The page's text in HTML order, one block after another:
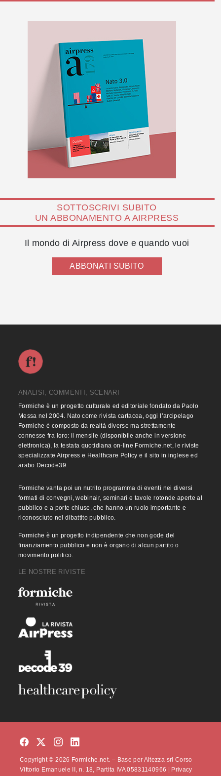
SOTTOSCRIVI SUBITO
UN ABBONAMENTO A AIRPRESS
Il mondo di Airpress dove e quando vuoi
ABBONATI SUBITO
ANALISI, COMMENTI, SCENARI
Formiche è un progetto culturale ed editoriale fondato da Paolo
Messa nel 2004. Nato come rivista cartacea, oggi l’arcipelago
Formiche è composto da realtà diverse ma strettamente
connesse fra loro: il mensile (disponibile anche in versione
elettronica), la testata quotidiana on-line Formiche.net, le riviste
specializzate Airpress e Healthcare Policy e il sito in inglese ed
arabo Decode39.
Formiche vanta poi un nutrito programma di eventi nei diversi
formati di convegni, webinair, seminari e tavole rotonde aperte al
pubblico e a porte chiuse, che hanno un ruolo importante e
riconosciuto nel dibattito pubblico.
Formiche è un progetto indipendente che non gode del
finanziamento pubblico e non è organo di alcun partito o
movimento politico.
LE NOSTRE RIVISTE
Copyright © 2026 Formiche.net. – Base per Altezza srl Corso
Vittorio Emanuele II, n. 18, Partita IVA 05831140966 | Privacy